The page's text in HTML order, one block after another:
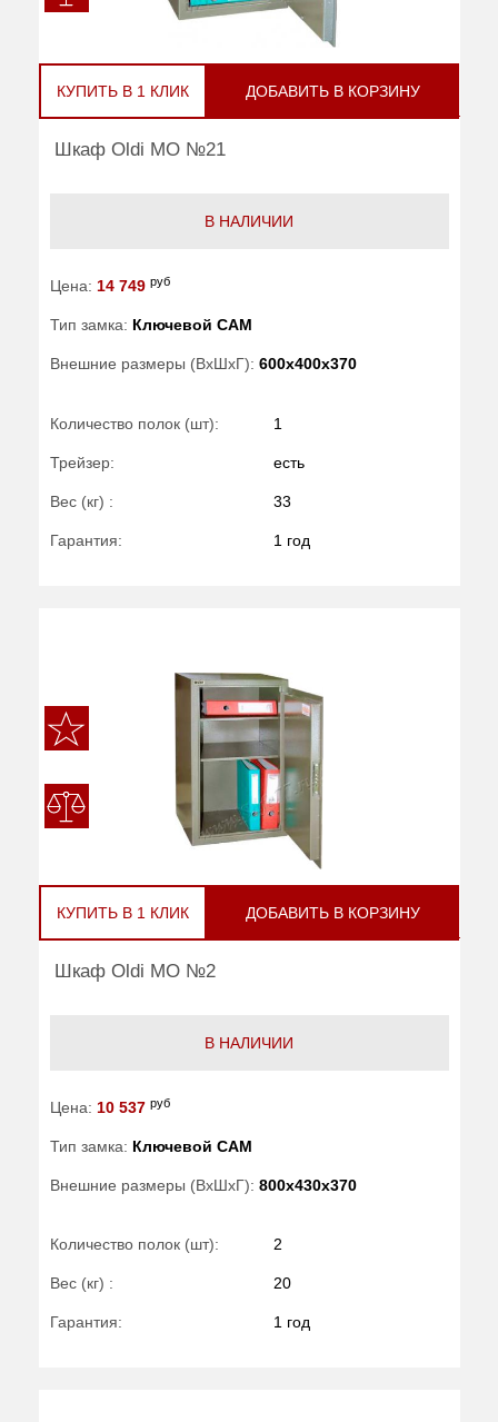
КУПИТЬ В 1 КЛИК ДОБАВИТЬ В КОРЗИНУ
Шкаф Oldi МО №21
В НАЛИЧИИ
Цена: 14 749 руб
Тип замка: Ключевой САМ
Внешние размеры (ВхШхГ): 600x400x370
Количество полок (шт): 1
Трейзер: есть
Вес (кг) : 33
Гарантия: 1 год
КУПИТЬ В 1 КЛИК ДОБАВИТЬ В КОРЗИНУ
Шкаф Oldi МО №2
В НАЛИЧИИ
Цена: 10 537 руб
Тип замка: Ключевой САМ
Внешние размеры (ВхШхГ): 800x430x370
Количество полок (шт): 2
Вес (кг) : 20
Гарантия: 1 год